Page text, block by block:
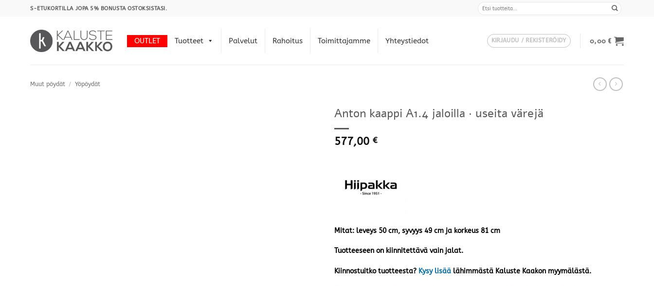
S-ETUKORTILLA JOPA 5% BONUSTA OSTOKSISTASI.
OUTLET Tuotteet Palvelut Rahoitus Toimittajamme Yhteystiedot KIRJAUDU / REKISTERÖIDY 0,00€
Muut pöydät / Yöpöydät
Anton kaappi A1.4 jaloilla · useita värejä
577,00 €
Mitat: leveys 50 cm, syvyys 49 cm ja korkeus 81 cm
Tuotteeseen on kiinnitettävä vain jalat.
Kiinnostuitko tuotteesta? Kysy lisää lähimmästä Kaluste Kaakon myymälästä.